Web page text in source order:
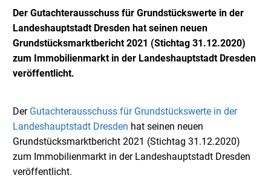
Der Gutachterausschuss für Grundstückswerte in der
Landeshauptstadt Dresden hat seinen neuen
Grundstücksmarktbericht 2021 (Stichtag 31.12.2020)
zum Immobilienmarkt in der Landeshauptstadt Dresden
veröffentlicht.
Der Gutachterausschuss für Grundstückswerte in der
Landeshauptstadt Dresden hat seinen neuen
Grundstücksmarktbericht 2021 (Stichtag 31.12.2020)
zum Immobilienmarkt in der Landeshauptstadt Dresden
veröffentlicht.